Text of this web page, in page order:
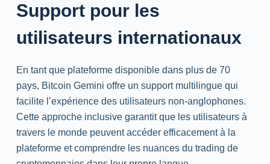
Support pour les
utilisateurs internationaux
En tant que plateforme disponible dans plus de 70
pays, Bitcoin Gemini offre un support multilingue qui
facilite l’expérience des utilisateurs non-anglophones.
Cette approche inclusive garantit que les utilisateurs à
travers le monde peuvent accéder efficacement à la
plateforme et comprendre les nuances du trading de